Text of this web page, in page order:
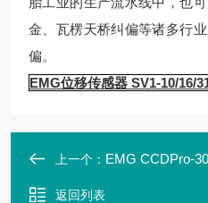
金、瓦楞天桥纠偏等诸多行
偏。
EMG位移传感器 SV1-10/16/
上一个： EMG CCDPro-
返回列表